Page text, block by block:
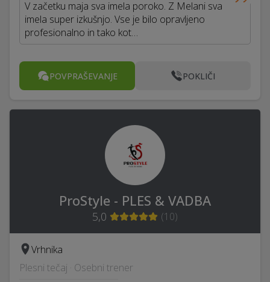
V začetku maja sva imela poroko. Z Melani sva
imela super izkušnjo. Vse je bilo opravljeno
profesionalno in tako kot…
POVPRAŠEVANJE POKLIČI
ProStyle - PLES & VADBA
5,0 (10)
Vrhnika
Plesni tečaj · Osebni trener